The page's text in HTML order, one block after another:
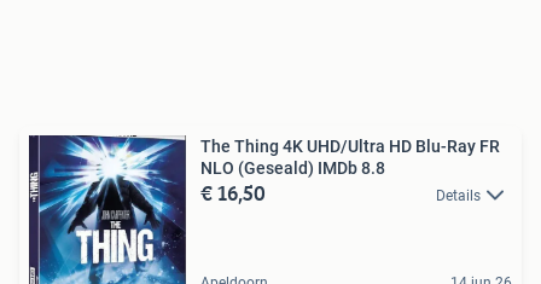
The Thing 4K UHD/Ultra HD Blu-Ray FR
NLO (Geseald) IMDb 8.8
€ 16,50 Details